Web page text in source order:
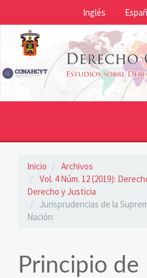
Contenido
principal
Barra
lateral
Inglés
Inicio
Archivos
Vol. 4 Núm. 12 (2019):
Derecho y Justicia
Jurisprudencias de la
Nación
Principio de